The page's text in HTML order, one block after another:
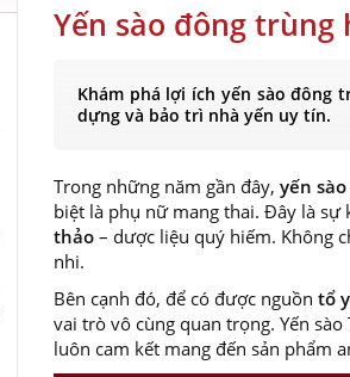
Yến sào đông
Khám phá lợi ích yến sào đông
dựng và bảo trì nhà yến uy tín.
Trong những năm gần đây, yến
biệt là phụ nữ mang thai. Đây là sự
thảo– dược liệu quý hiếm. Không
nhi.
Bên cạnh đó, để có được nguồn tổ
vai trò vô cùng quan trọng. Yến
luôn cam kết mang đến sản phẩm